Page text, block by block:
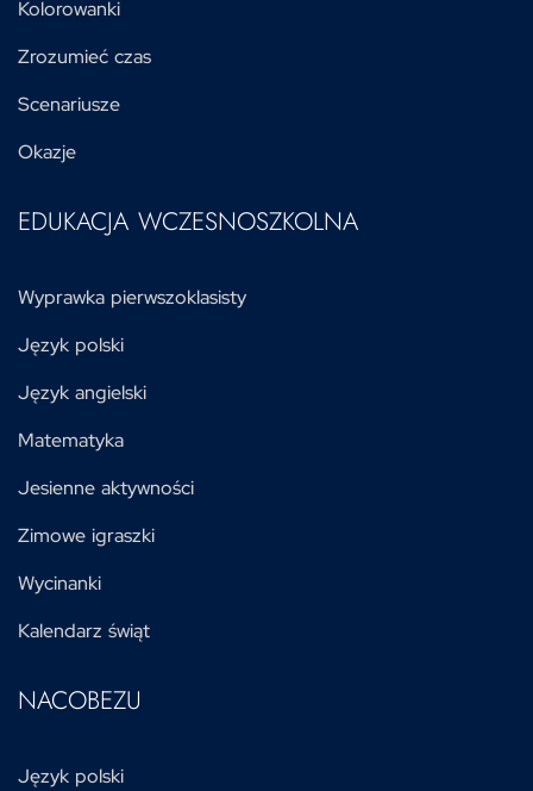
Kolorowanki
Zrozumieć czas
Scenariusze
Okazje
EDUKACJA WCZESNOSZKOLNA
Wyprawka pierwszoklasisty
Język polski
Język angielski
Matematyka
Jesienne aktywności
Zimowe igraszki
Wycinanki
Kalendarz świąt
NACOBEZU
Język polski